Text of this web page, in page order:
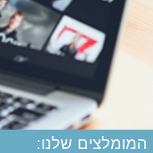
המומלצים שלנו: